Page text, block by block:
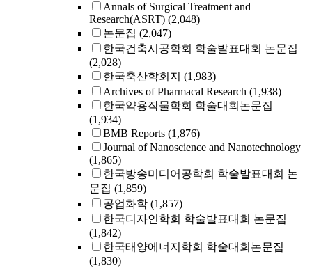
Annals of Surgical Treatment and
Research(ASRT) (2,048)
논문집 (2,047)
한국건축시공학회 학술발표대회 논문집
(2,028)
한국축산학회지 (1,983)
Archives of Pharmacal Research (1,938)
한국약용작물학회 학술대회논문집
(1,934)
BMB Reports (1,876)
Journal of Nanoscience and Nanotechnology
(1,865)
한국방송미디어공학회 학술발표대회 논
문집 (1,859)
공업화학 (1,857)
한국디자인학회 학술발표대회 논문집
(1,842)
한국태양에너지학회 학술대회논문집
(1,830)